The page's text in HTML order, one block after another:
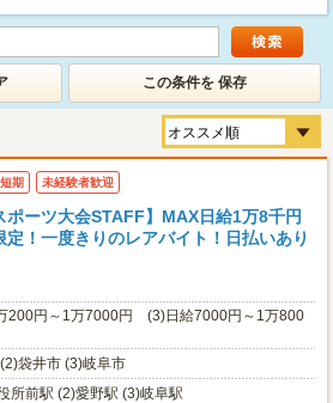
この条件を 保存
短期 未経験者歓迎
ポーツ大会STAFF】MAX日給1万8千円
！一度きりのレアバイト！日払いあり
200円～1万7000円 (3)日給7000円～1万800
袋井市 (3)岐阜市
所前駅 (2)愛野駅 (3)岐阜駅